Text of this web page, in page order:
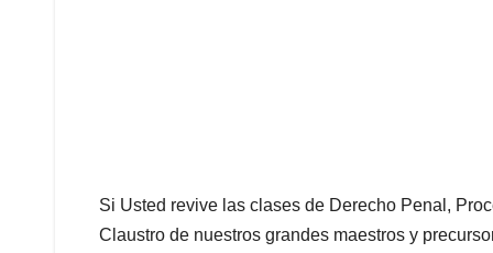
Si Usted revive las clases de Derecho Penal,
Claustro de nuestros grandes maestros y